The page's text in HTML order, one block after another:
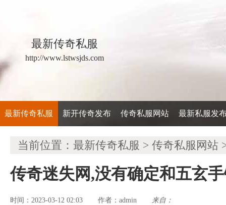
最新传奇私服
http://www.lstwsjds.com
最新传奇私服 新开传奇发布 传奇私服网站 最新私服发
当前位置： 最新传奇私服 > 传奇私服网站
传奇迷失网,没有确定和五玄
时间：2023-03-12 02:03 作者： admin 来自：